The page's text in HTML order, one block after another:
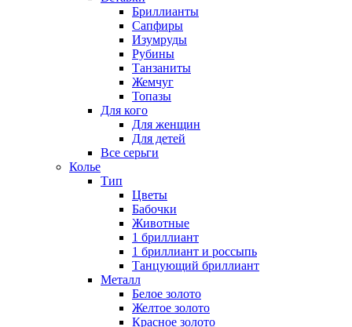
Бриллианты
Сапфиры
Изумруды
Рубины
Танзаниты
Жемчуг
Топазы
Для кого
Для женщин
Для детей
Все серьги
Колье
Тип
Цветы
Бабочки
Животные
1 бриллиант
1 бриллиант и россыпь
Танцующий бриллиант
Металл
Белое золото
Желтое золото
Красное золото